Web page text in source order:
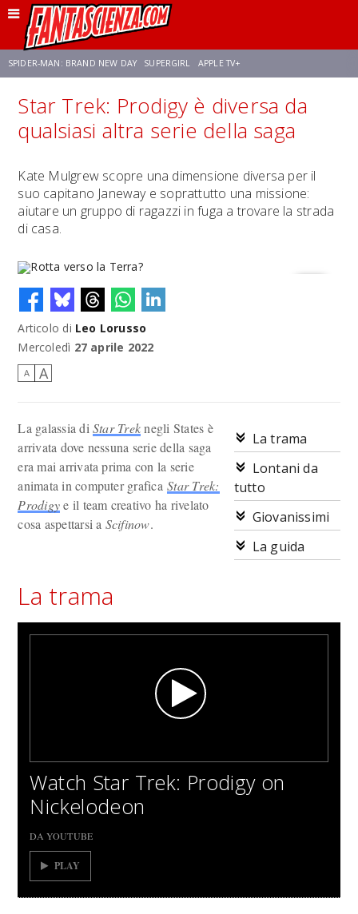
SPIDER-MAN: BRAND NEW DAY SUPERGIRL APPLE TV+
FRANCO RICCIARDIELLO ZENDAYA STAR TREK AVENGERS: DOOMSDAY
Star Trek: Prodigy è diversa da
qualsiasi altra serie della saga
Kate Mulgrew scopre una dimensione diversa per il
suo capitano Janeway e soprattutto una missione:
aiutare un gruppo di ragazzi in fuga a trovare la strada
di casa.
Rotta verso la Terra?
Articolo di Leo Lorusso
Mercoledì 27 aprile 2022
A A
La trama
Lontani da
tutto
Giovanissimi
La guida
La galassia diStar Treknegli States è
arrivata dove nessuna serie della saga
era mai arrivata prima con la serie
animata in computer graficaStar Trek:
Prodigye il team creativo ha rivelato
cosa aspettarsi a Scifinow.
La trama
Watch Star Trek: Prodigy on
Nickelodeon
DA YOUTUBE
PLAY